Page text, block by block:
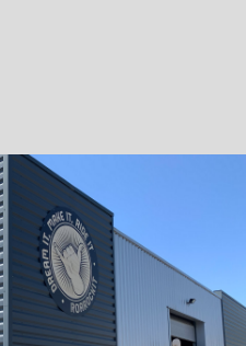
117 x 27 x 1,58 cm (105 x 46 x 1/16'')
Marke